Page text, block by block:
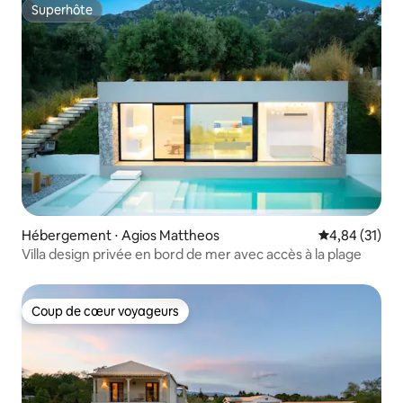
Superhôte
Superhôte
Hébergement ⋅ Agios Mattheos Évaluation
4,84 (31)
Villa design privée en bord de mer avec accès à la plage
Coup de cœur voyageurs
Coup de cœur voyageurs